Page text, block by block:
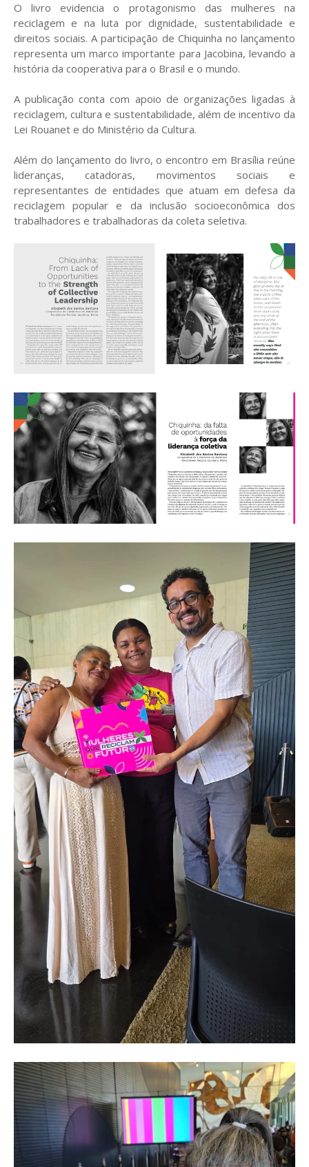
O livro evidencia o protagonismo das mulheres na
reciclagem e na luta por dignidade, sustentabilidade e
direitos sociais. A participação de Chiquinha no lançamento
representa um marco importante para Jacobina, levando a
história da cooperativa para o Brasil e o mundo.
A publicação conta com apoio de organizações ligadas à
reciclagem, cultura e sustentabilidade, além de incentivo da
Lei Rouanet e do Ministério da Cultura.
Além do lançamento do livro, o encontro em Brasília reúne
lideranças, catadoras, movimentos sociais e
representantes de entidades que atuam em defesa da
reciclagem popular e da inclusão socioeconômica dos
trabalhadores e trabalhadoras da coleta seletiva.